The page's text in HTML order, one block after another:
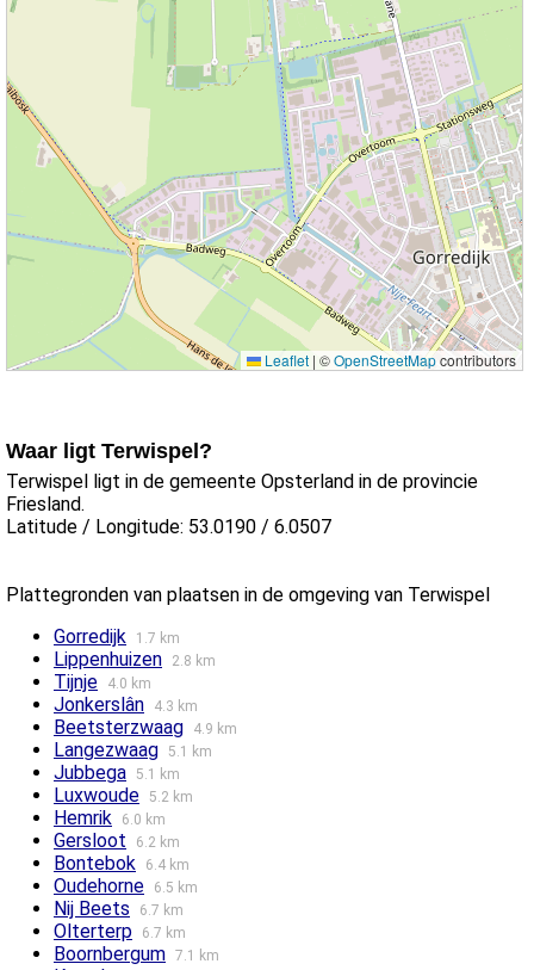
Leaflet | ©OpenStreetMapcontributors
Waar ligt Terwispel?
Terwispel ligt in de gemeente Opsterland in de provincie
Friesland.
Latitude / Longitude: 53.0190 / 6.0507
Plattegronden van plaatsen in de omgeving van Terwispel
Gorredijk
1.7 km
Lippenhuizen 2.8 km
Tijnje 4.0 km
Jonkerslân 4.3 km
Beetsterzwaag 4.9 km
Langezwaag 5.1 km
Jubbega 5.1 km
Luxwoude 5.2 km
Hemrik 6.0 km
Gersloot 6.2 km
Bontebok 6.4 km
Oudehorne 6.5 km
Nij Beets 6.7 km
Olterterp 6.7 km
Boornbergum 7.1 km